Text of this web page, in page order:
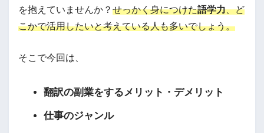
を抱えていませんか？ せっかく身につけた語学力、ど
こかで活用したいと考えている人も多いでしょう。
そこで今回は、
翻訳の副業をするメリット・デメリット
仕事のジャンル